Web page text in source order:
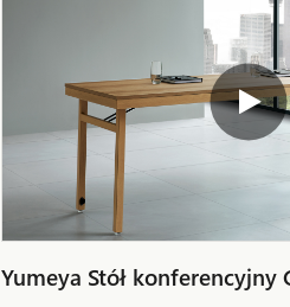
Yumeya Stół konferencyjny